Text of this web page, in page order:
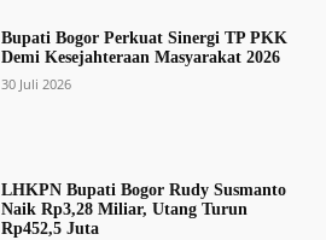
Bupati Bogor Perkuat Sinergi TP PKK
Demi Kesejahteraan Masyarakat 2026
30 Juli 2026
LHKPN Bupati Bogor Rudy Susmanto
Naik Rp3,28 Miliar, Utang Turun
Rp452,5 Juta